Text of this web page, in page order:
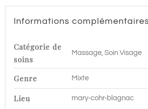
|
Informations complémentaires
Catégorie de
soins
Massage, Soin Visage
Genre Mixte
Lieu mary-cohr-blagnac